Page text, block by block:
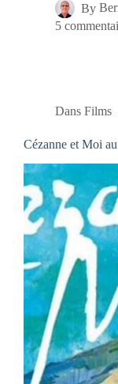
By
5
Dans Films
Cézanne et Moi